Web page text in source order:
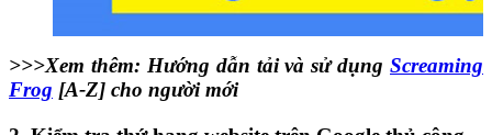
>>>Xem thêm: Hướng dẫn tải và sử dụng Screaming
Frog [A-Z] cho người mới